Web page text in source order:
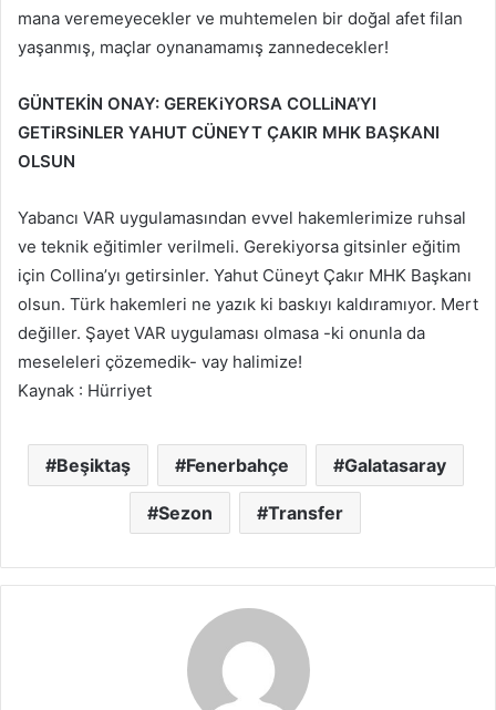
mana veremeyecekler ve muhtemelen bir doğal afet filan
yaşanmış, maçlar oynanamamış zannedecekler!
GÜNTEKİN ONAY: GEREKiYORSA COLLiNA’YI
GETiRSiNLER YAHUT CÜNEYT ÇAKIR MHK BAŞKANI
OLSUN
Yabancı VAR uygulamasından evvel hakemlerimize ruhsal
ve teknik eğitimler verilmeli. Gerekiyorsa gitsinler eğitim
için Collina’yı getirsinler. Yahut Cüneyt Çakır MHK Başkanı
olsun. Türk hakemleri ne yazık ki baskıyı kaldıramıyor. Mert
değiller. Şayet VAR uygulaması olmasa -ki onunla da
meseleleri çözemedik- vay halimize!
Kaynak : Hürriyet
Beşiktaş Fenerbahçe Galatasaray
Sezon Transfer